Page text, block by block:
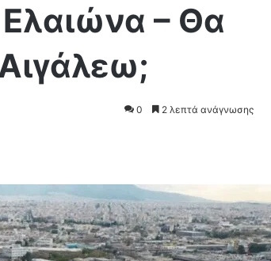
– Θα
0 2 λεπτά ανάγνωσης